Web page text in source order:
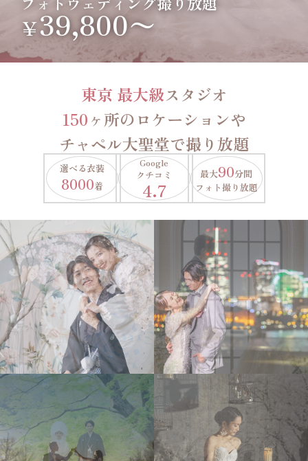
￥39,800〜
東京 最大級スタジオ
150ヶ所のロケーションや
チャペル大聖堂で撮り放題
選べる衣装
8000着
Google
クチコミ
4.7
最大90分間
フォト撮り放題